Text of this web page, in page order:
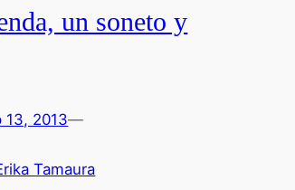
un soneto y
13, 2013—
Tamaura